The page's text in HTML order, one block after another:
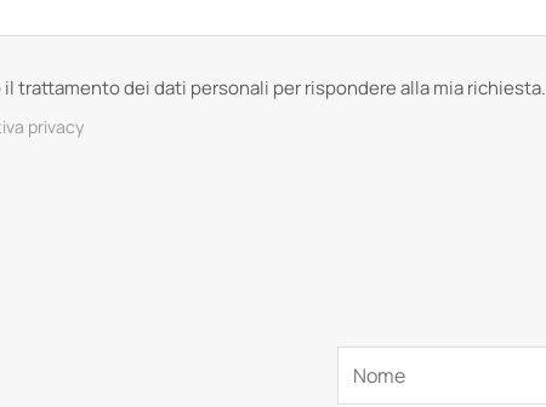
trattamento dei dati personali per rispondere alla mia richiesta.
privacy